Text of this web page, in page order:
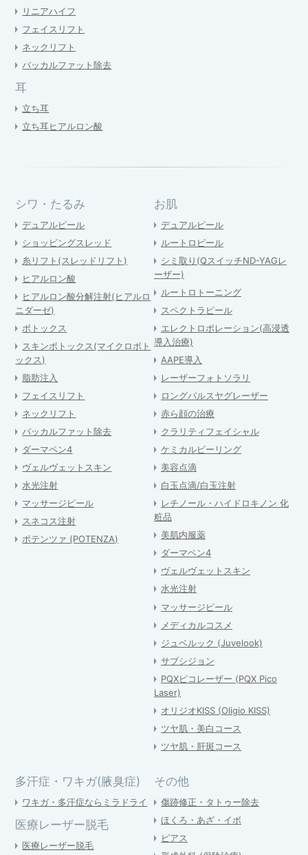
リニアハイフ
フェイスリフト
ネックリフト
バッカルファット除去
耳
立ち耳
立ち耳ヒアルロン酸
シワ・たるみ
デュアルピール
ショッピングスレッド
糸リフト(スレッドリフト)
ヒアルロン酸
ヒアルロン酸分解注射(ヒアルロ
ニダーゼ)
ボトックス
スキンボトックス(マイクロボト
ックス)
脂肪注入
フェイスリフト
ネックリフト
バッカルファット除去
ダーマペン4
ヴェルヴェットスキン
水光注射
マッサージピール
スネコス注射
ポテンツァ (POTENZA)
お肌
デュアルピール
ルートロピール
シミ取り(QスイッチND-YAGレ
ーザー)
ルートロトーニング
スペクトラピール
エレクトロポレーション(高浸透
導入治療)
AAPE導入
レーザーフォトソラリ
ロングパルスヤグレーザー
赤ら顔の治療
クラリティフェイシャル
ケミカルピーリング
美容点滴
白玉点滴/白玉注射
レチノール・ハイドロキノン 化
粧品
美肌内服薬
ダーマペン4
ヴェルヴェットスキン
水光注射
マッサージピール
メディカルコスメ
ジュベルック (Juvelook)
サブシジョン
PQXピコレーザー (PQX Pico
Laser)
オリジオKISS (Oligio KISS)
ツヤ肌・美白コース
ツヤ肌・肝斑コース
多汗症・ワキガ(腋臭症)
ワキガ・多汗症ならミラドライ
医療レーザー脱毛
医療レーザー脱毛
その他
傷跡修正・タトゥー除去
ほくろ・あざ・イボ
ピアス